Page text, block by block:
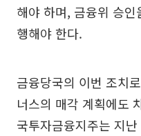
해야 하며, 금융위 승
행해야 한다.
금융당국의 이번 조치
너스의 매각 계획에도
국투자금융지주는 지